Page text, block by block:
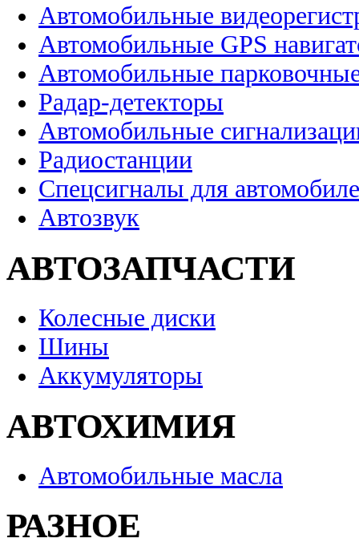
Автомобильные
Автомобильные GPS
Автомобильные
Радар-детекторы
Автомобильные
Радиостанции
Спецсигналы для
Автозвук
АВТОЗАПЧАСТИ
Колесные диски
Шины
Аккумуляторы
АВТОХИМИЯ
Автомобильные масла
РАЗНОЕ